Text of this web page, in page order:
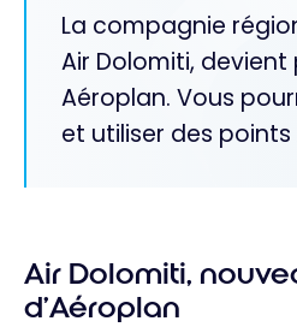
La compagnie
Air Dolomiti,
Aéroplan. Vous
et utiliser des
Air Dolomiti,
d’Aéroplan